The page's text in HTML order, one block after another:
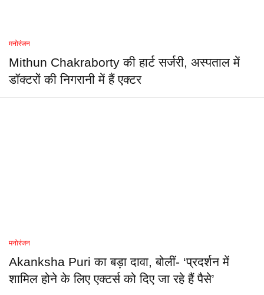
मनोरंजन
Mithun Chakraborty की हार्ट सर्जरी, अस्पताल में
डॉक्टरों की निगरानी में हैं एक्टर
मनोरंजन
Akanksha Puri का बड़ा दावा, बोलीं- ‘प्रदर्शन में
शामिल होने के लिए एक्टर्स को दिए जा रहे हैं पैसे’